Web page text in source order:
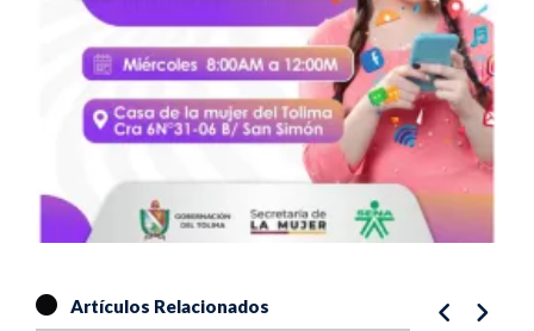
Artículos Relacionados